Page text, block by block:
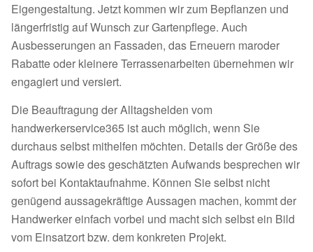
Eigengestaltung. Jetzt kommen wir zum Bepflanzen und
längerfristig auf Wunsch zur Gartenpflege. Auch
Ausbesserungen an Fassaden, das Erneuern maroder
Rabatte oder kleinere Terrassenarbeiten übernehmen wir
engagiert und versiert.
Die Beauftragung der Alltagshelden vom
handwerkerservice365 ist auch möglich, wenn Sie
durchaus selbst mithelfen möchten. Details der Größe des
Auftrags sowie des geschätzten Aufwands besprechen wir
sofort bei Kontaktaufnahme. Können Sie selbst nicht
genügend aussagekräftige Aussagen machen, kommt der
Handwerker einfach vorbei und macht sich selbst ein Bild
vom Einsatzort bzw. dem konkreten Projekt.